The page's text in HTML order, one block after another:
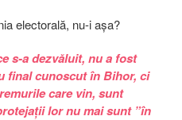
electorală, nu-i așa?
s-a dezvăluit, nu a fost
final cunoscut în Bihor, ci
care vin, sunt
lor nu mai sunt ”în